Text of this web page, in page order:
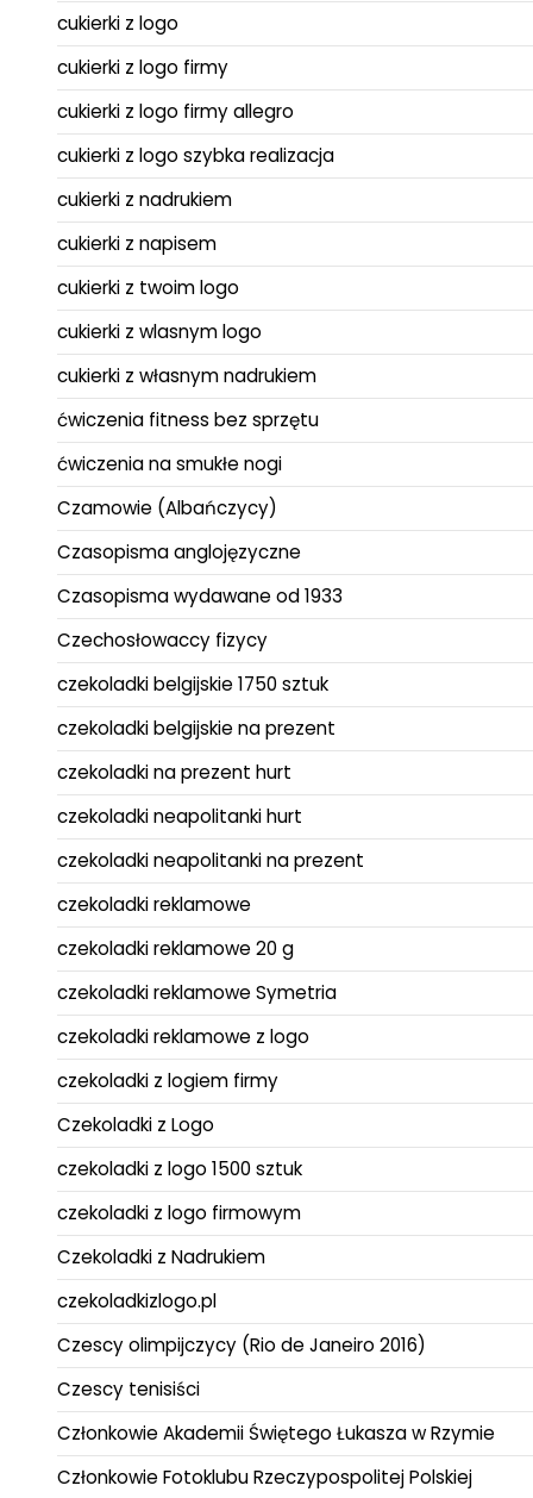
cukierki z logo
cukierki z logo firmy
cukierki z logo firmy allegro
cukierki z logo szybka realizacja
cukierki z nadrukiem
cukierki z napisem
cukierki z twoim logo
cukierki z wlasnym logo
cukierki z własnym nadrukiem
ćwiczenia fitness bez sprzętu
ćwiczenia na smukłe nogi
Czamowie (Albańczycy)
Czasopisma anglojęzyczne
Czasopisma wydawane od 1933
Czechosłowaccy fizycy
czekoladki belgijskie 1750 sztuk
czekoladki belgijskie na prezent
czekoladki na prezent hurt
czekoladki neapolitanki hurt
czekoladki neapolitanki na prezent
czekoladki reklamowe
czekoladki reklamowe 20 g
czekoladki reklamowe Symetria
czekoladki reklamowe z logo
czekoladki z logiem firmy
Czekoladki z Logo
czekoladki z logo 1500 sztuk
czekoladki z logo firmowym
Czekoladki z Nadrukiem
czekoladkizlogo.pl
Czescy olimpijczycy (Rio de Janeiro 2016)
Czescy tenisiści
Członkowie Akademii Świętego Łukasza w Rzymie
Członkowie Fotoklubu Rzeczypospolitej Polskiej